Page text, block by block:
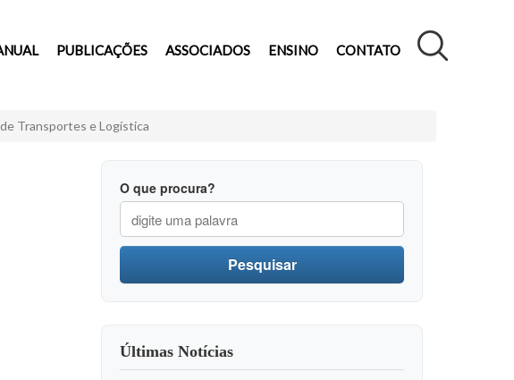
PUBLICAÇÕES ASSOCIADOS ENSINO CONTATO
Transportes e Logística
O que procura?
Pesquisar
Últimas Notícias